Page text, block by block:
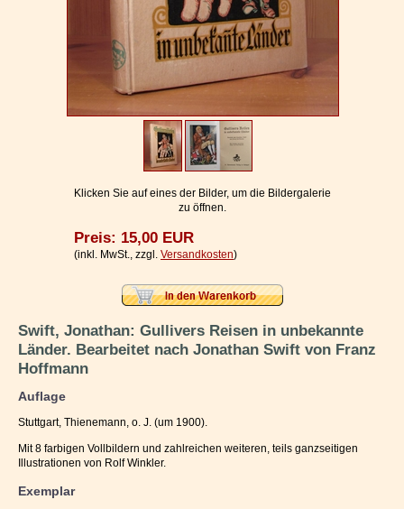
Geschäftsbedingungen
Datenschutzerklärung
Ihr WarenkorbKlicken Sie auf eines der Bilder, um die Bildergalerie
zu öffnen.
Preis: 15,00 EUR
(inkl. MwSt., zzgl. Versandkosten)
Swift, Jonathan: Gullivers Reisen in unbekannte
Länder. Bearbeitet nach Jonathan Swift von Franz
Hoffmann
Auflage
Stuttgart, Thienemann, o. J. (um 1900).
Mit 8 farbigen Vollbildern und zahlreichen weiteren, teils ganzseitigen
Illustrationen von Rolf Winkler.
Exemplar